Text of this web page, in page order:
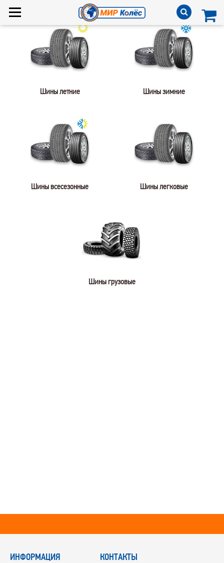
Шины летние Шины зимние
Шины всесезонные Шины легковые
Шины грузовые
ИНФОРМАЦИЯ КОНТАКТЫ